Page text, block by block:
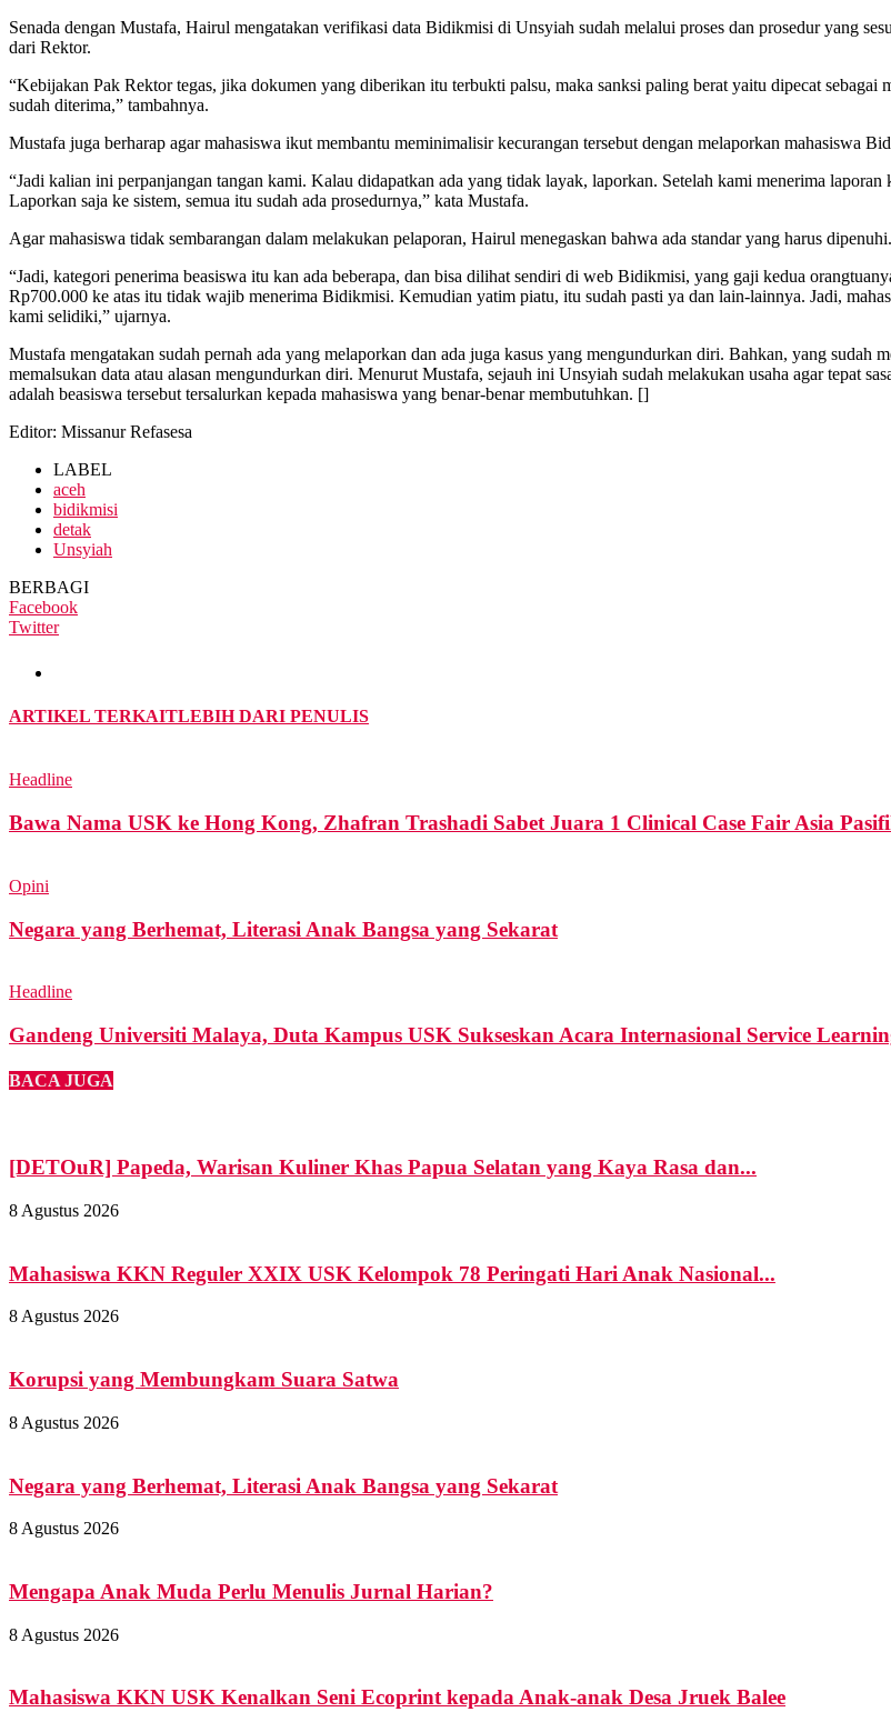
Senada dengan Mustafa, Hairul mengatakan verifikasi data Bidikmisi di Unsyiah sudah melalui proses dan prosedur yang
dari Rektor.
“Kebijakan Pak Rektor tegas, jika dokumen yang diberikan itu terbukti palsu, maka sanksi paling berat yaitu dipecat
sudah diterima,” tambahnya.
Mustafa juga berharap agar mahasiswa ikut membantu meminimalisir kecurangan tersebut dengan melaporkan mahasiswa
“Jadi kalian ini perpanjangan tangan kami. Kalau didapatkan ada yang tidak layak, laporkan. Setelah kami menerima
Laporkan saja ke sistem, semua itu sudah ada prosedurnya,” kata Mustafa.
Agar mahasiswa tidak sembarangan dalam melakukan pelaporan, Hairul menegaskan bahwa ada standar yang harus dipenuhi.
“Jadi, kategori penerima beasiswa itu kan ada beberapa, dan bisa dilihat sendiri di web Bidikmisi, yang gaji kedua
Rp700.000 ke atas itu tidak wajib menerima Bidikmisi. Kemudian yatim piatu, itu sudah pasti ya dan lain-lainnya. Jadi,
kami selidiki,” ujarnya.
Mustafa mengatakan sudah pernah ada yang melaporkan dan ada juga kasus yang mengundurkan diri. Bahkan, yang
memalsukan data atau alasan mengundurkan diri. Menurut Mustafa, sejauh ini Unsyiah sudah melakukan usaha agar tepat
adalah beasiswa tersebut tersalurkan kepada mahasiswa yang benar-benar membutuhkan. []
Editor: Missanur Refasesa
LABEL
aceh
bidikmisi
detak
Unsyiah
BERBAGI
Facebook
Twitter
ARTIKEL TERKAITLEBIH DARI PENULIS
Headline
Bawa Nama USK ke Hong Kong, Zhafran Trashadi Sabet Juara 1 Clinical Case Fair Asia
Opini
Negara yang Berhemat, Literasi Anak Bangsa yang Sekarat
Headline
Gandeng Universiti Malaya, Duta Kampus USK Sukseskan Acara Internasional Service
BACA JUGA
[DETOuR] Papeda, Warisan Kuliner Khas Papua Selatan yang Kaya Rasa dan...
8 Agustus 2026
Mahasiswa KKN Reguler XXIX USK Kelompok 78 Peringati Hari Anak Nasional...
8 Agustus 2026
Korupsi yang Membungkam Suara Satwa
8 Agustus 2026
Negara yang Berhemat, Literasi Anak Bangsa yang Sekarat
8 Agustus 2026
Mengapa Anak Muda Perlu Menulis Jurnal Harian?
8 Agustus 2026
Mahasiswa KKN USK Kenalkan Seni Ecoprint kepada Anak-anak Desa Jruek Balee